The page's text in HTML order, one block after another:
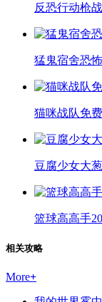
反恐行动枪
猛鬼宿舍恐
猫咪战队免
豆腐少女大
篮球高高手
相关攻略
More+